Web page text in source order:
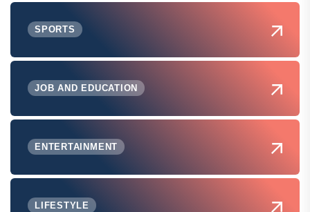
SPORTS
JOB AND EDUCATION
ENTERTAINMENT
LIFESTYLE